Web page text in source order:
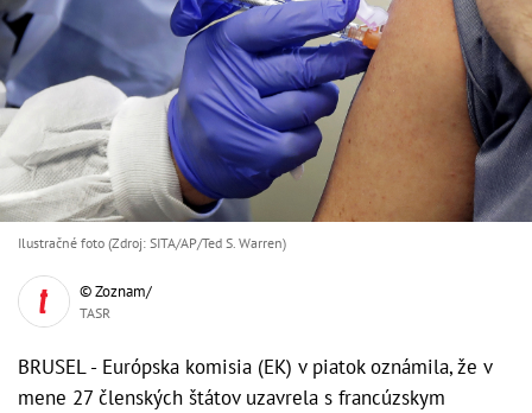
Ilustračné foto (Zdroj: SITA/AP/Ted S. Warren)
© Zoznam/
TASR
BRUSEL - Európska komisia (EK) v piatok oznámila, že v
mene 27 členských štátov uzavrela s francúzskym